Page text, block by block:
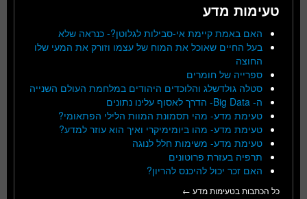
טעימות מדע
האם באמת קיימת אי-סבילות לגלוטן?- כנראה שלא
בעל החיים שאוכל את המוח של עצמו וזורק את המעי שלו
החוצה
ספרייה של חומרים
סטלה גולדשלג והלוכדים היהודים במלחמת העולם השנייה
ה- Big Data- הדרך לאסוף עלינו נתונים
טעימת מדע- מהי תסמונת המוות הלילי הפתאומי?
טעימת מדע- מהו ביומימיקרי ואיך הוא עוזר למדע?
טעימת מדע- משימות חלל לנוגה
תרפיה בעזרת פרוטונים
האם זכר יכול להיכנס להריון?
כל הכתבות בטעימות מדע ←